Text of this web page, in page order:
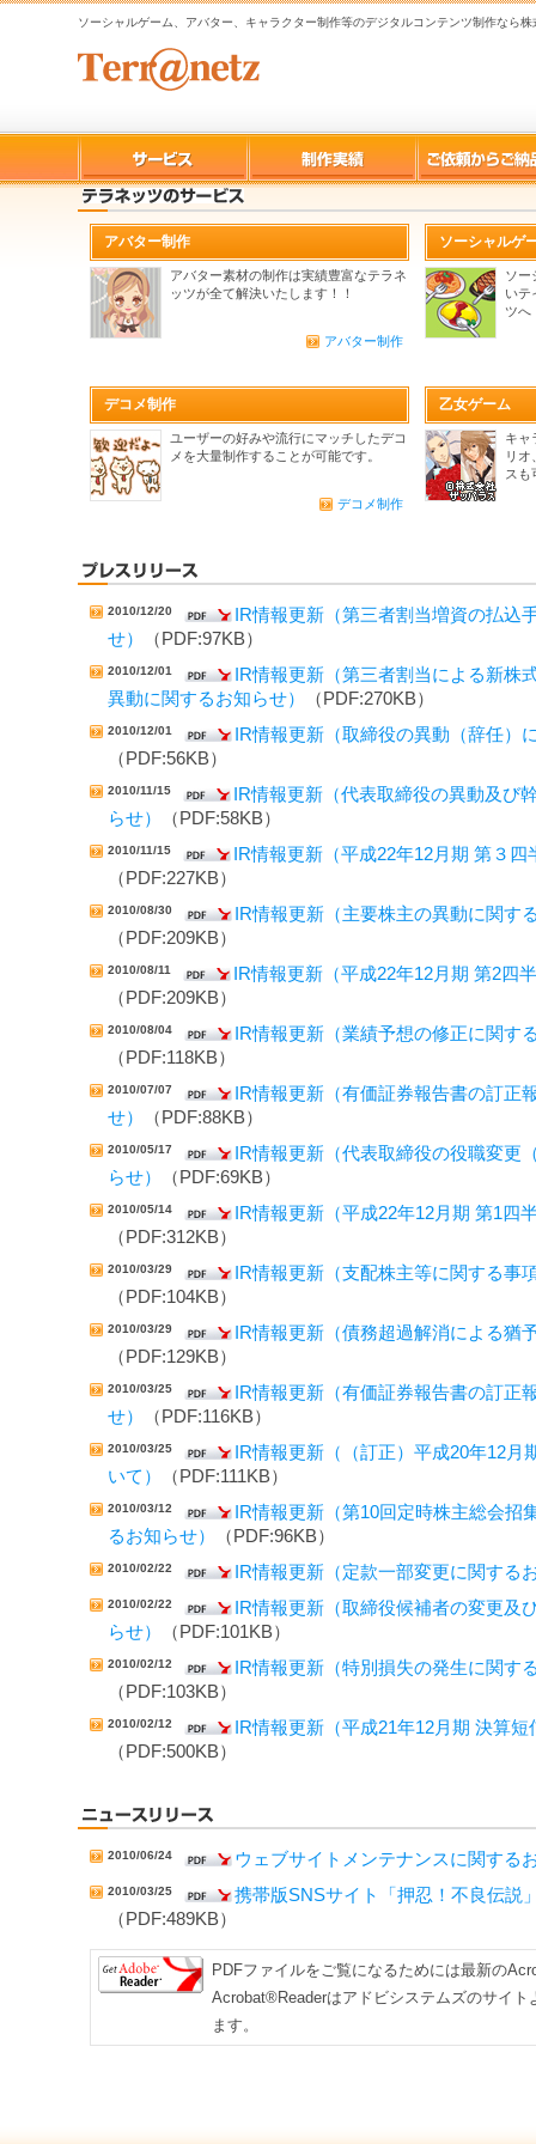
ソーシャルゲーム、アバター、キャラクター制作等のデジタルコンテンツ制作なら
アバター制作
アバター素材の制作は実績豊富なテラネ
ッツが全て解決いたします！！
アバター制作
デコメ制作
ユーザーの好みや流行にマッチしたデコ
メを大量制作することが可能です。
デコメ制作
ソーシャルゲ
ソー
いテ
ツへ
乙女ゲーム
キャ
リオ
スも
2010/12/20
IR情報更新（第三者割当増資の払込
せ）
（PDF:97KB）
2010/12/01
IR情報更新（第三者割当による新株
異動に関するお知らせ）
（PDF:270KB）
2010/12/01
IR情報更新（取締役の異動（辞任）
（PDF:56KB）
2010/11/15
IR情報更新（代表取締役の異動及び
らせ）
（PDF:58KB）
2010/11/15
IR情報更新（平成22年12月期 第３
（PDF:227KB）
2010/08/30
IR情報更新（主要株主の異動に関す
（PDF:209KB）
2010/08/11
IR情報更新（平成22年12月期 第2四
（PDF:209KB）
2010/08/04
IR情報更新（業績予想の修正に関す
（PDF:118KB）
2010/07/07
IR情報更新（有価証券報告書の訂正
せ）
（PDF:88KB）
2010/05/17
IR情報更新（代表取締役の役職変更
らせ）
（PDF:69KB）
2010/05/14
IR情報更新（平成22年12月期 第1四
（PDF:312KB）
2010/03/29
IR情報更新（支配株主等に関する事
（PDF:104KB）
2010/03/29
IR情報更新（債務超過解消による猶
（PDF:129KB）
2010/03/25
IR情報更新（有価証券報告書の訂正
せ）
（PDF:116KB）
2010/03/25
IR情報更新（（訂正）平成20年12月
いて）
（PDF:111KB）
2010/03/12
IR情報更新（第10回定時株主総会招
るお知らせ）
（PDF:96KB）
2010/02/22 IR情報更新（定款一部変更に関する
2010/02/22
IR情報更新（取締役候補者の変更及
らせ）
（PDF:101KB）
2010/02/12
IR情報更新（特別損失の発生に関す
（PDF:103KB）
2010/02/12
IR情報更新（平成21年12月期 決算
（PDF:500KB）
2010/06/24 ウェブサイトメンテナンスに関する
2010/03/25
携帯版SNSサイト「押忍！不良伝説
（PDF:489KB）
PDFファイルをご覧になるためには最新の
Acrobat®Readerはアドビシステムズのサイト
ます。